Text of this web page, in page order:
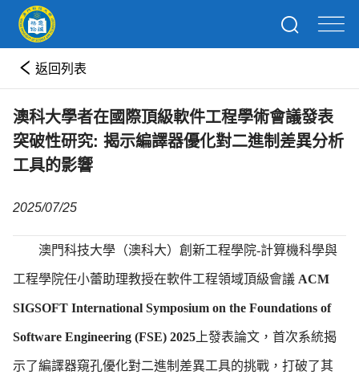
返回列表
澳科大學者在國際頂級軟件工程學術會議發表
突破性研究: 揭示編譯器優化對二進制差異分析
工具的影響
2025/07/25
澳門科技大學（澳科大）創新工程學院-計算機科學與
工程學院任小蕾助理教授在軟件工程領域頂級會議 ACM
SIGSOFT International Symposium on the Foundations of
Software Engineering (FSE) 2025 上發表論文， 首次系統揭
示了編譯器窺孔優化對二進制差異工具的挑戰，打破了其